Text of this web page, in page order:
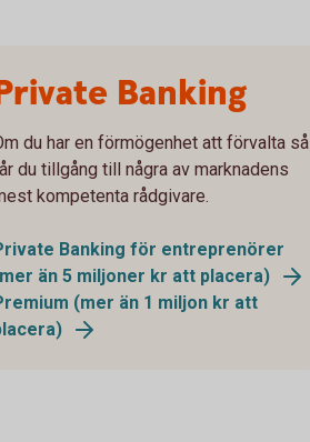
Banking
du har en förmögenhet att förvalta så
du tillgång till några av marknadens
kompetenta rådgivare.
Banking för entreprenörer
än 5 miljoner kr att placera)
(mer än 1 miljon kr att